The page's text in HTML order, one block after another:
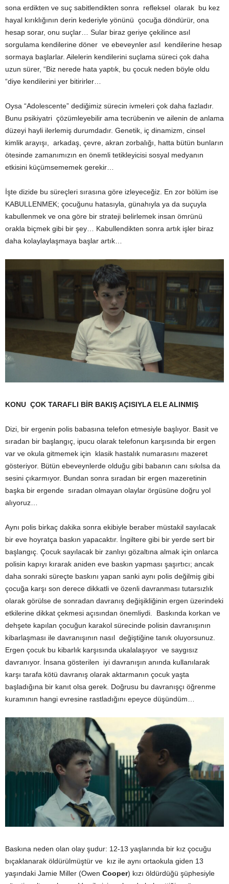
sona erdikten ve suç sabitlendikten sonra refleksel olarak bu kez
hayal kırıklığının derin kederiyle yönünü çocuğa döndürür, ona
hesap sorar, onu suçlar… Sular biraz geriye çekilince asıl
sorgulama kendilerine döner ve ebeveynler asıl kendilerine hesap
sormaya başlarlar. Ailelerin kendilerini suçlama süreci çok daha
uzun sürer, “Biz nerede hata yaptık, bu çocuk neden böyle oldu
“diye kendilerini yer bitirirler…
Oysa “Adolescente” dediğimiz sürecin ivmeleri çok daha fazladır.
Bunu psikiyatri çözümleyebilir ama tecrübenin ve ailenin de anlama
düzeyi hayli ilerlemiş durumdadır. Genetik, iç dinamizm, cinsel
kimlik arayışı, arkadaş, çevre, akran zorbalığı, hatta bütün bunların
ötesinde zamanımızın en önemli tetikleyicisi sosyal medyanın
etkisini küçümsememek gerekir…
İşte dizide bu süreçleri sırasına göre izleyeceğiz. En zor bölüm ise
KABULLENMEK; çocuğunu hatasıyla, günahıyla ya da suçuyla
kabullenmek ve ona göre bir strateji belirlemek insan ömrünü
orakla biçmek gibi bir şey… Kabullendikten sonra artık işler biraz
daha kolaylaylaşmaya başlar artık…
KONU ÇOK TARAFLI BİR BAKIŞ AÇISIYLA ELE ALINMIŞ
Dizi, bir ergenin polis babasına telefon etmesiyle başlıyor. Basit ve
sıradan bir başlangıç, ipucu olarak telefonun karşısında bir ergen
var ve okula gitmemek için klasik hastalık numarasını mazeret
gösteriyor. Bütün ebeveynlerde olduğu gibi babanın canı sıkılsa da
sesini çıkarmıyor. Bundan sonra sıradan bir ergen mazeretinin
başka bir ergende sıradan olmayan olaylar örgüsüne doğru yol
alıyoruz…
Aynı polis birkaç dakika sonra ekibiyle beraber müstakil sayılacak
bir eve hoyratça baskın yapacaktır. İngiltere gibi bir yerde sert bir
başlangıç. Çocuk sayılacak bir zanlıyı gözaltına almak için onlarca
polisin kapıyı kırarak aniden eve baskın yapması şaşırtıcı; ancak
daha sonraki süreçte baskını yapan sanki aynı polis değilmiş gibi
çocuğa karşı son derece dikkatli ve özenli davranması tutarsızlık
olarak görülse de sonradan davranış değişikliğinin ergen üzerindeki
etkilerine dikkat çekmesi açısından önemliydi. Baskında korkan ve
dehşete kapılan çocuğun karakol sürecinde polisin davranışının
kibarlaşması ile davranışının nasıl değiştiğine tanık oluyorsunuz.
Ergen çocuk bu kibarlık karşısında ukalalaşıyor ve saygısız
davranıyor. İnsana gösterilen iyi davranışın anında kullanılarak
karşı tarafa kötü davranış olarak aktarmanın çocuk yaşta
başladığına bir kanıt olsa gerek. Doğrusu bu davranışçı öğrenme
kuramının hangi evresine rastladığını epeyce düşündüm…
Baskına neden olan olay şudur: 12-13 yaşlarında bir kız çocuğu
bıçaklanarak öldürülmüştür ve kız ile aynı ortaokula giden 13
yaşındaki Jamie Miller (Owen Cooper) kızı öldürdüğü şüphesiyle